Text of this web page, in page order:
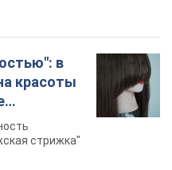
в
красоты
скандал.
стрижка"